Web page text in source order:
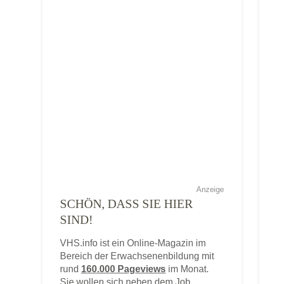
Anzeige
SCHÖN, DASS SIE HIER
SIND!
VHS.info ist ein Online-Magazin im
Bereich der Erwachsenenbildung mit
rund 160.000 Pageviews im Monat.
Sie wollen sich neben dem Job